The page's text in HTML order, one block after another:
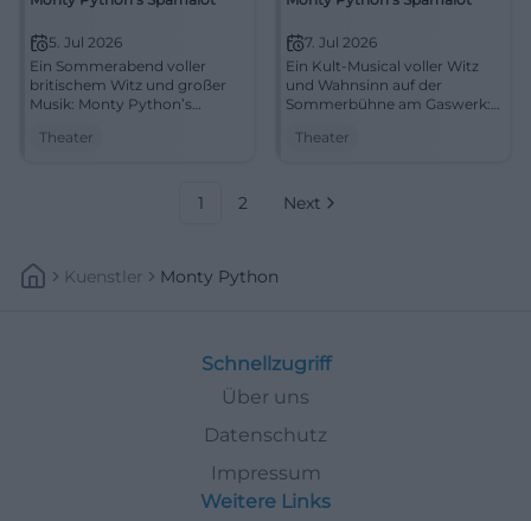
5. Jul 2026
Ein Sommerabend voller
britischem Witz und großer
Musik: Monty Python’s
Gaswerk in Augsburg.
Theater
7. Jul 2026
Ein Kult-Musical voller Witz
und Wahnsinn auf der
Sommerbühne am Gaswerk:
bringt Augsburg zum Lachen.
Theater
1 2 Next
Kuenstler Monty Python
Schnellzugriff
Über uns
Datenschutz
Impressum
Weitere Links